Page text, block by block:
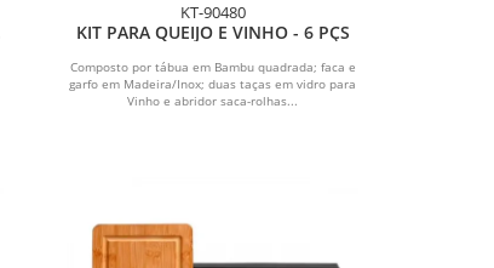
KT-90480
KIT PARA QUEIJO E VINHO - 6 PÇS
Composto por tábua em Bambu quadrada; faca e
garfo em Madeira/Inox; duas taças em vidro para
Vinho e abridor saca-rolhas...